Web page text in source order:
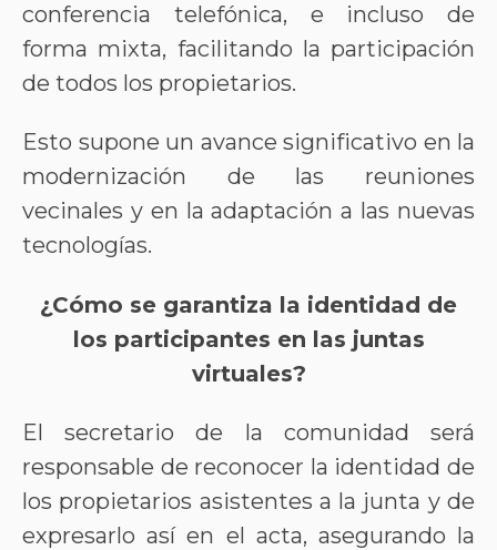
conferencia telefónica, e incluso de
forma mixta, facilitando la participación
de todos los propietarios.
Esto supone un avance significativo en la
modernización de las reuniones
vecinales y en la adaptación a las nuevas
tecnologías.
¿Cómo se garantiza la identidad de
los participantes en las juntas
virtuales?
El secretario de la comunidad será
responsable de reconocer la identidad de
los propietarios asistentes a la junta y de
expresarlo así en el acta, asegurando la